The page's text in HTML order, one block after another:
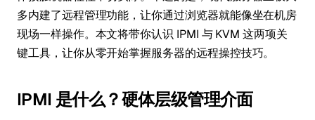
多内建了远程管理功能，让你通过浏览器就能像坐在机房
现场一样操作。本文将带你认识 IPMI 与 KVM 这两项关
键工具，让你从零开始掌握服务器的远程操控技巧。
IPMI 是什么？硬体层级管理介面